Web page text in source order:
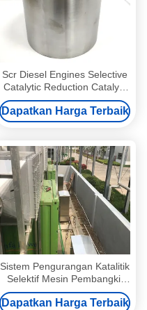
Scr Diesel Engines Selective
Catalytic Reduction Catalyst
Honeycomb Type Euro III IV
V VI
Dapatkan Harga Terbaik
Sistem Pengurangan Katalitik
Selektif Mesin Pembangkit
Listrik Scr 650MW Unit
Berbahan Bakar Batubara
Dapatkan Harga Terbaik